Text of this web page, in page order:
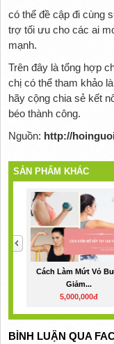
có thể đề cập đi cùng
trợ tối ưu cho các ai
mạnh.
Trên đây là tổng hợp
chị có thể tham khảo
hãy cộng chia sẻ kết
béo thành công.
Nguồn: http://
SẢN PHẨM KHÁC
Cách Làm Mứt Vỏ
Giảm...
5,000,000đ
BÌNH LUẬN QUA